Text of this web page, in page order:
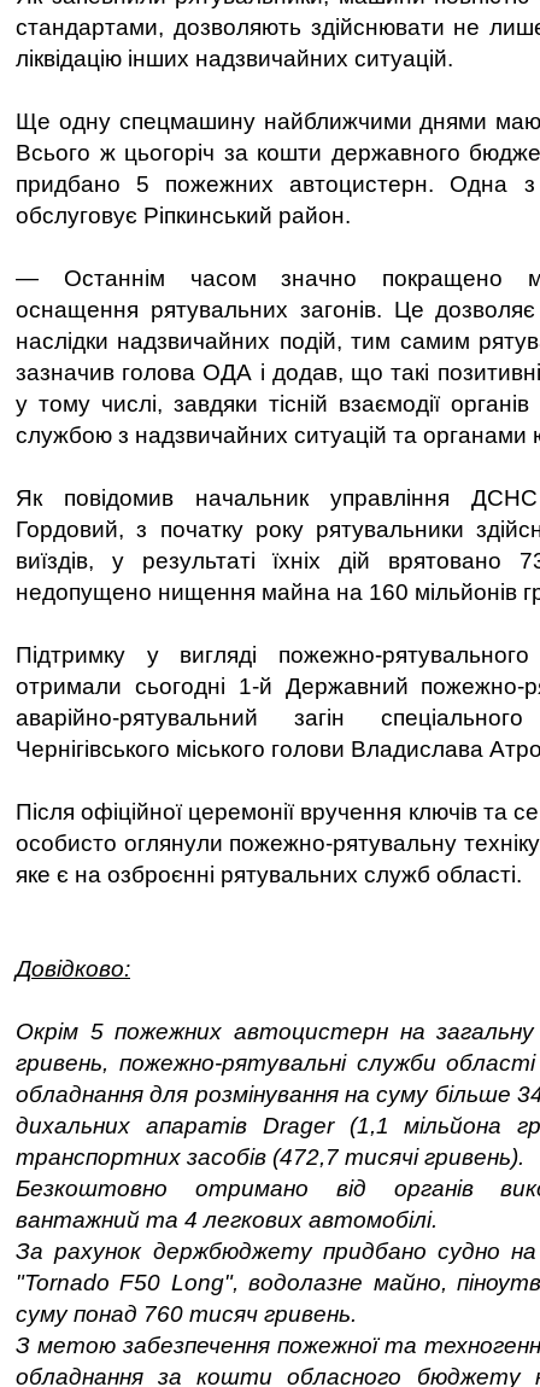
стандартами, дозволяють здійснювати не
ліквідацію інших надзвичайних ситуацій.
Ще одну спецмашину найближчими днями
Всього ж цьогоріч за кошти державного
придбано 5 пожежних автоцистерн. Одна
обслуговує Ріпкинський район.
— Останнім часом значно покращено
оснащення рятувальних загонів. Це
наслідки надзвичайних подій, тим самим
зазначив голова ОДА і додав, що такі
у тому числі, завдяки тісній взаємодії
службою з надзвичайних ситуацій та органами
Як повідомив начальник управління
Гордовий, з початку року рятувальники
виїздів, у результаті їхніх дій
недопущено нищення майна на 160 мільйонів
Підтримку у вигляді пожежно-
отримали сьогодні 1-й Державний пожежно-
аварійно-рятувальний загін
Чернігівського міського голови Владислава
Після офіційної церемонії вручення ключів та
особисто оглянули пожежно-рятувальну
яке є на озброєнні рятувальних служб області.
Довідково:
Окрім 5 пожежних автоцистерн на
гривень, пожежно-рятувальні служби
обладнання для розмінування на суму більше
дихальних апаратів Drager (1,1 мільйона
транспортних засобів (472,7 тисячі гривень).
Безкоштовно отримано від органів
вантажний та 4 легкових автомобілі.
За рахунок держбюджету придбано судно на
"Tornado F50 Long", водолазне майно,
суму понад 760 тисяч гривень.
З метою забезпечення пожежної та
обладнання за кошти обласного бюджету